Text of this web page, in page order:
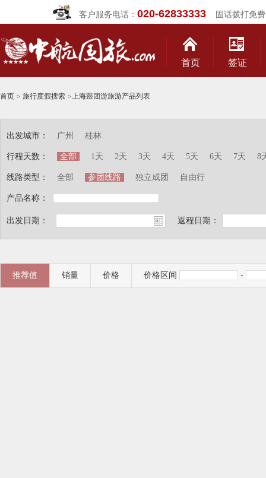
客户服务电话： 020-62833333固话拨打免费
首页 签证
首页 > 旅行度假搜索 >上海跟团游旅游产品列表
出发城市：
行程天数：
线路类型：
产品名称：
广州 桂林
全部 1天 2天 3天 4天 5天 6天 7天 8
全部 参团线路 独立成团 自由行
出发日期： 返程日期：
推荐值 销量 价格 价格区间 -